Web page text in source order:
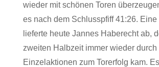
wieder mit schönen Toren
es nach dem Schlusspfiff 41:26. Eine
lieferte heute Jannes Haberecht ab,
zweiten Halbzeit immer wieder durch
Einzelaktionen zum Torerfolg kam.